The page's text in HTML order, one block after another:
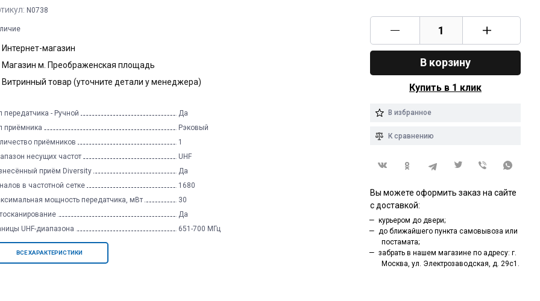
N0738
Интернет-магазин
Магазин м. Преображенская площадь
Витринный товар (уточните детали у менеджера)
передатчика - Ручной
Да
приёмника
Рэковый
приёмников
1
несущих частот
UHF
приём Diversity
Да
в частотной сетке
1680
мощность передатчика, мВт
30
Да
UHF-диапазона
651-700 МГц
ВСЕ ХАРАКТЕРИСТИКИ
В корзину
Купить в 1 клик
В избранное
К сравнению
Вы можете оформить заказ на сайте
с доставкой:
курьером до двери;
до ближайшего пункта самовывоза или
постамата;
забрать в нашем магазине по адресу: г.
Москва, ул. Электрозаводская, д. 29с1.